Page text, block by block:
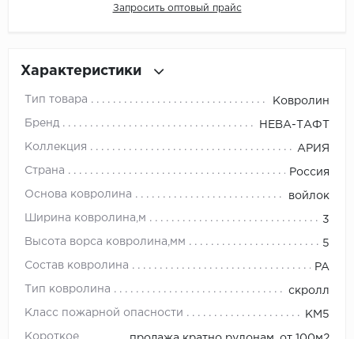
Millenium
Natisston
Запросить оптовый прайс
Характеристики
Тип товара Ковролин
Бренд НЕВА-ТАФТ
Коллекция АРИЯ
Страна Россия
Основа ковролина войлок
Ширина ковролина,м 3
Высота ворса ковролина,мм 5
Состав ковролина PA
Тип ковролина скролл
Класс пожарной опасности КМ5
Короткое